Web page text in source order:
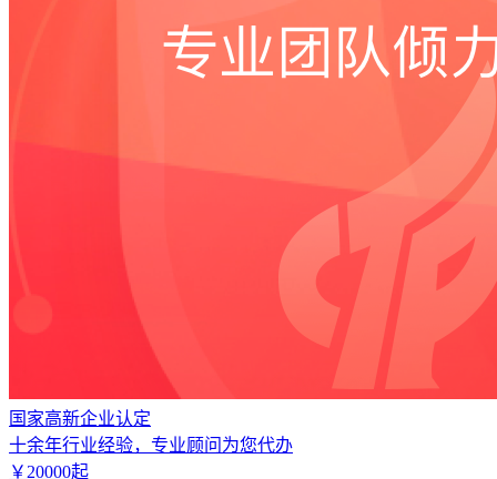
国家高新企业认定
十余年行业经验，专业顾问为您代办
￥ 20000起